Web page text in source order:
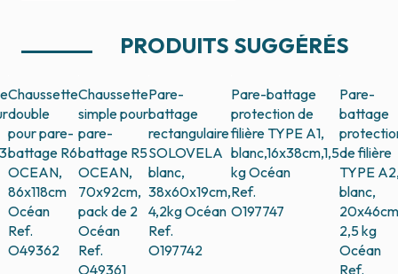
PRODUITS SUGGÉRÉS
Chaussette
double
pour pare-
battage R6
OCEAN,
86x118cm
Océan
Ref.
O49362
Chaussette
simple pour
pare-
battage R5
OCEAN,
70x92cm,
pack de 2
Océan
Ref.
O49361
Pare-
battage
rectangulaire
SOLOVELA
blanc,
38x60x19cm,
4,2kgOcéan
Ref.
O197742
Pare-battage
protection de
filière TYPE A1,
blanc,16x38cm,1,5
kgOcéan
Ref.
O197747
Pare-
battage
de filière
TYPE
blanc,
2,5 kg
Océan
Ref.